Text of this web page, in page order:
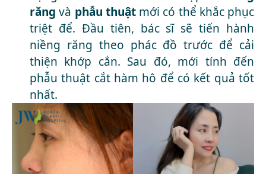
răng và phẫu thuậtmới có thể khắc phục
triệt để. Đầu tiên, bác sĩ sẽ tiến hành
niềng răng theo phác đồ trước để cải
thiện khớp cắn. Sau đó, mới tính đến
phẫu thuật cắt hàm hô để có kết quả tốt
nhất.